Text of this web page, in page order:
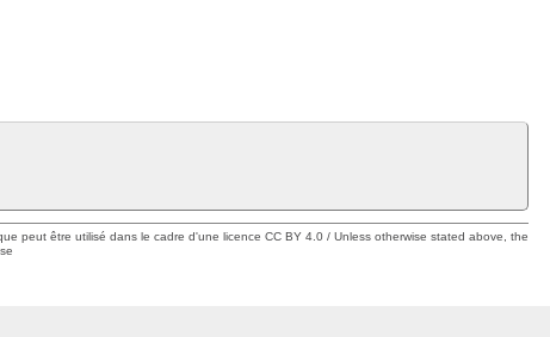
peut être utilisé dans le cadre d'une licence CC BY 4.0 / Unless otherwise stated above, the